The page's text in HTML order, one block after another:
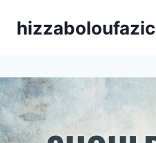
hizzaboloufazic